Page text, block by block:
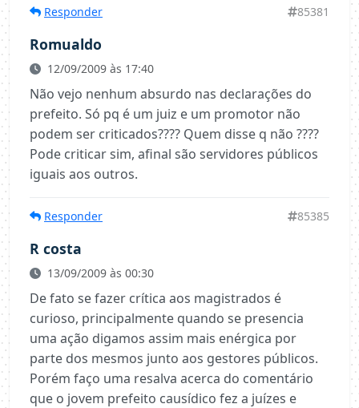
Responder 85381
Romualdo
12/09/2009 às 17:40
Não vejo nenhum absurdo nas declarações do
prefeito. Só pq é um juiz e um promotor não
podem ser criticados???? Quem disse q não ????
Pode criticar sim, afinal são servidores públicos
iguais aos outros.
Responder 85385
R costa
13/09/2009 às 00:30
De fato se fazer crítica aos magistrados é
curioso, principalmente quando se presencia
uma ação digamos assim mais enérgica por
parte dos mesmos junto aos gestores públicos.
Porém faço uma resalva acerca do comentário
que o jovem prefeito causídico fez a juízes e